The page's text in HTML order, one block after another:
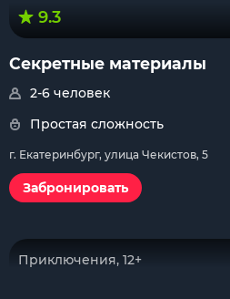
9.3
Секретные материалы
2-6 человек
Простая сложность
г. Екатеринбург, улица Чекистов, 5
Забронировать
Приключения, 12+